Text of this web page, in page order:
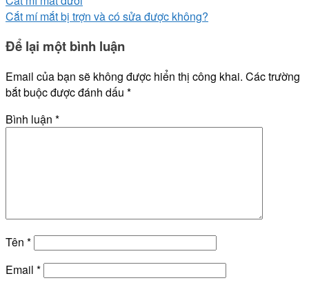
Cắt mí mắt bị trợn và có sửa được không?
Để lại một bình luận
Email của bạn sẽ không được hiển thị công khai. Các trường
bắt buộc được đánh dấu *
Bình luận *
Tên *
Email *